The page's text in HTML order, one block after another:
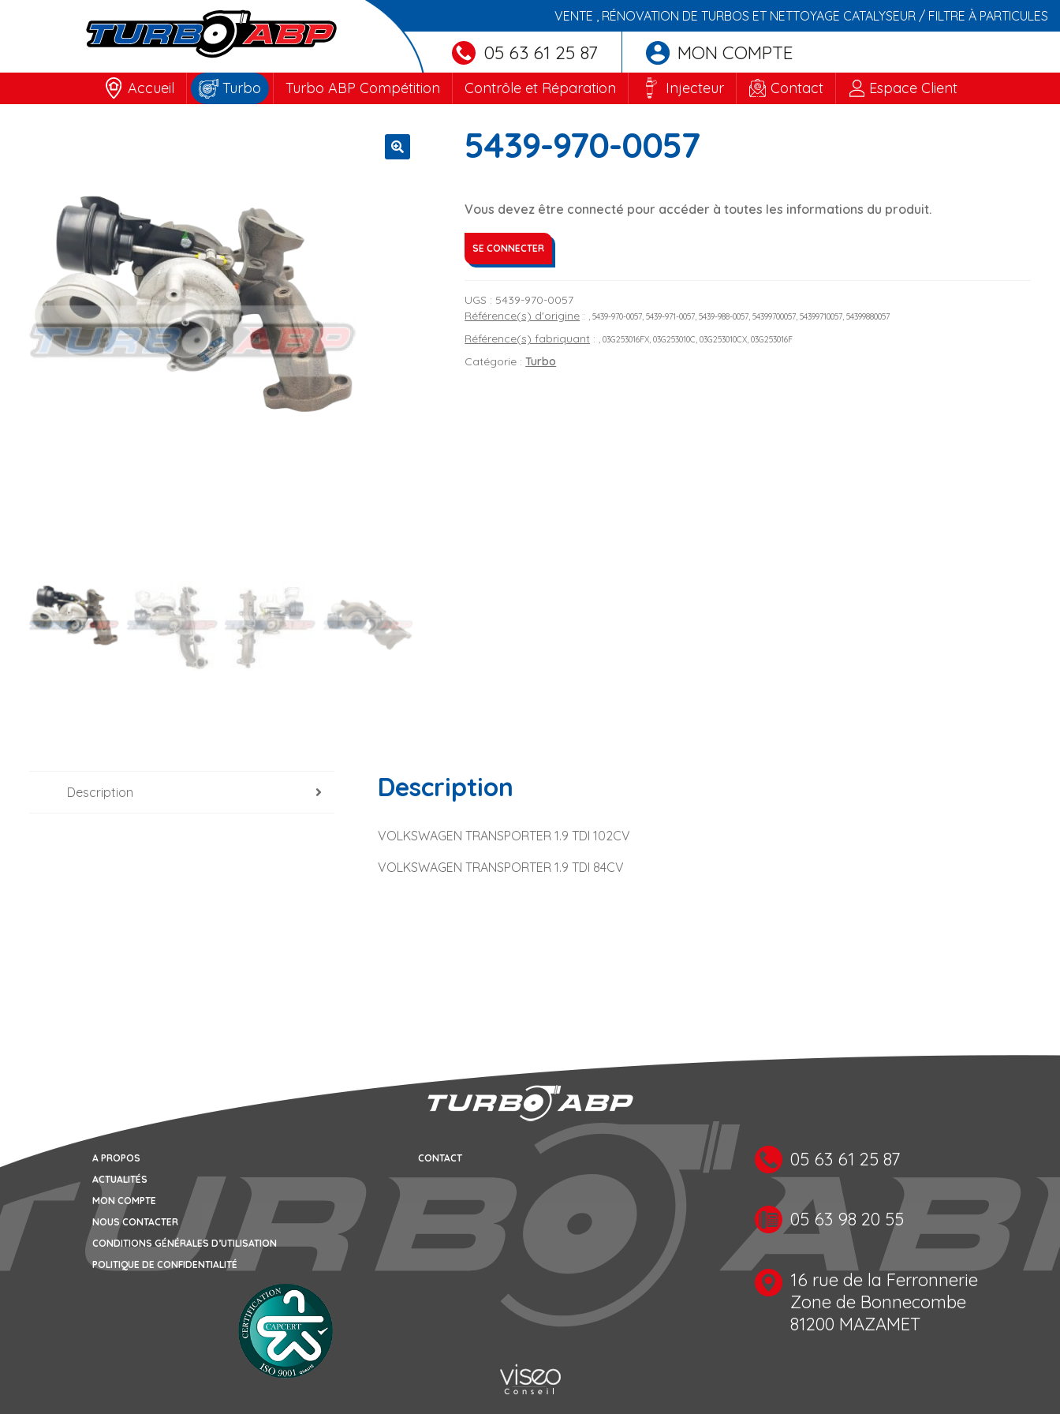
VENTE , RÉNOVATION DE TURBOS ET NETTOYAGE CATALYSEUR / FILTRE À PARTICULES
05 63 61 25 87 MON COMPTE
Accueil Turbo Turbo ABP Compétition Contrôle et Réparation Injecteur Contact Espace Client
5439-970-0057
Vous devez être connecté pour accéder à toutes les informations du produit.
SE CONNECTER
UGS : 5439-970-0057
Référence(s) d'origine : , 5439-970-0057, 5439-971-0057, 5439-988-0057, 54399700057, 54399710057, 54399880057
Référence(s) fabriquant : , 03G253016FX, 03G253010C, 03G253010CX, 03G253016F
Catégorie :Turbo
Description Description
VOLKSWAGEN TRANSPORTER 1.9 TDI 102CV
VOLKSWAGEN TRANSPORTER 1.9 TDI 84CV
A PROPOS
ACTUALITÉS
MON COMPTE
NOUS CONTACTER
CONDITIONS GÉNÉRALES D’UTILISATION
POLITIQUE DE CONFIDENTIALITÉ
CONTACT 05 63 61 25 87
05 63 98 20 55
16 rue de la Ferronnerie
Zone de Bonnecombe
81200 MAZAMET